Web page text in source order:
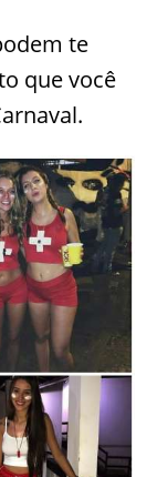
te
que você